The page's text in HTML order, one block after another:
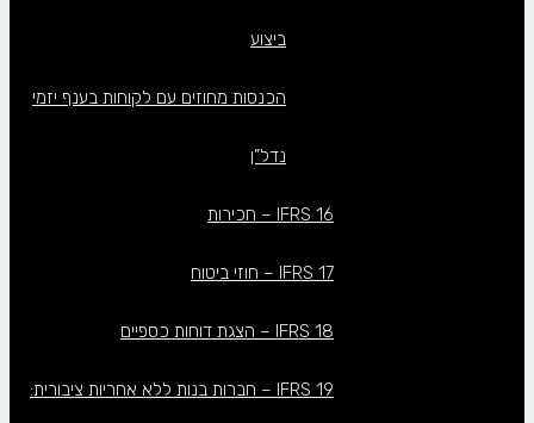
ביצוע
הכנסות מחוזים עם לקוחות בענף יזמי
נדל”ן
IFRS 16 – חכירות
IFRS 17 – חוזי ביטוח
IFRS 18 – הצגת דוחות כספיים
IFRS 19 – חברות בנות ללא אחריות ציבורית: